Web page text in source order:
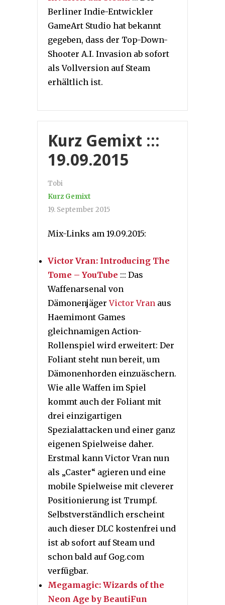
Berliner Indie-Entwickler
GameArt Studio hat bekannt
gegeben, dass der Top-Down-
Shooter A.I. Invasion ab sofort
als Vollversion auf Steam
erhältlich ist.
Kurz Gemixt :::
19.09.2015
Tobi
Kurz Gemixt
19. September 2015
Mix-Links am 19.09.2015:
Victor Vran: Introducing The
Tome – YouTube ::: Das
Waffenarsenal von
DämonenjägerVictor Vran aus
Haemimont Games
gleichnamigen Action-
Rollenspiel wird erweitert: Der
Foliant steht nun bereit, um
Dämonenhorden einzuäschern.
Wie alle Waffen im Spiel
kommt auch der Foliant mit
drei einzigartigen
Spezialattacken und einer ganz
eigenen Spielweise daher.
Erstmal kann Victor Vran nun
als „Caster“ agieren und eine
mobile Spielweise mit cleverer
Positionierung ist Trumpf.
Selbstverständlich erscheint
auch dieser DLC kostenfrei und
ist ab sofort auf Steam und
schon bald auf Gog.com
verfügbar.
Megamagic: Wizards of the
Neon Age by BeautiFun